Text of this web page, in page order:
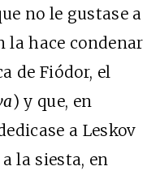
no le gustase a
la hace condenar
de Fiódor, el
) y que, en
a Leskov
la siesta, en